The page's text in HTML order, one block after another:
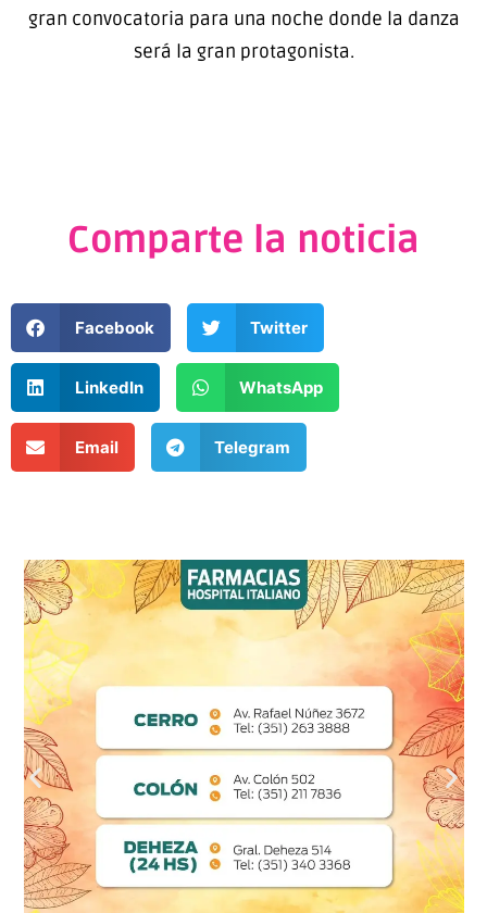
gran convocatoria para una noche donde la danza
será la gran protagonista.
Comparte la noticia
Facebook Twitter
LinkedIn WhatsApp
Email Telegram